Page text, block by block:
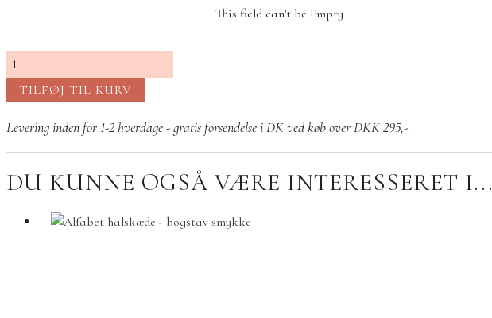
This field can't be Empty
Lovebird
ørestik
antal
TILFØJ TIL KURV
Levering inden for 1-2 hverdage - gratis forsendelse i DK ved køb over DKK 295,-
DU KUNNE OGSÅ VÆRE INTERESSERET I...